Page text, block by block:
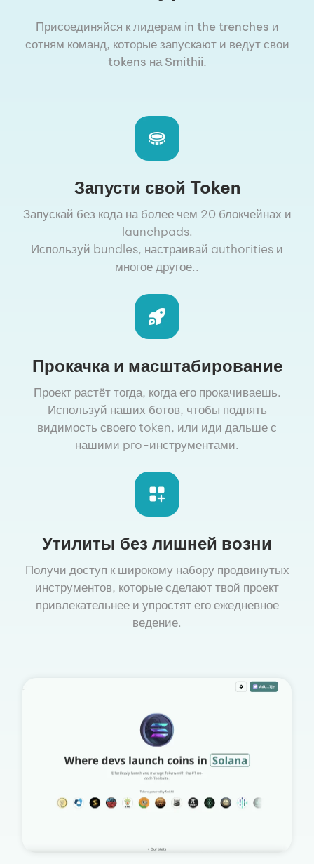
Присоединяйся к лидерам in the trenches и
сотням команд, которые запускают и ведут свои
tokens на Smithii.
Запусти свой Token
Запускай без кода на более чем 20 блокчейнах и
launchpads.
Используй bundles, настраивай authorities и
многое другое..
Прокачка и масштабирование
Проект растёт тогда, когда его прокачиваешь.
Используй наших ботов, чтобы поднять
видимость своего token, или иди дальше с
нашими pro-инструментами.
Утилиты без лишней возни
Получи доступ к широкому набору продвинутых
инструментов, которые сделают твой проект
привлекательнее и упростят его ежедневное
ведение.